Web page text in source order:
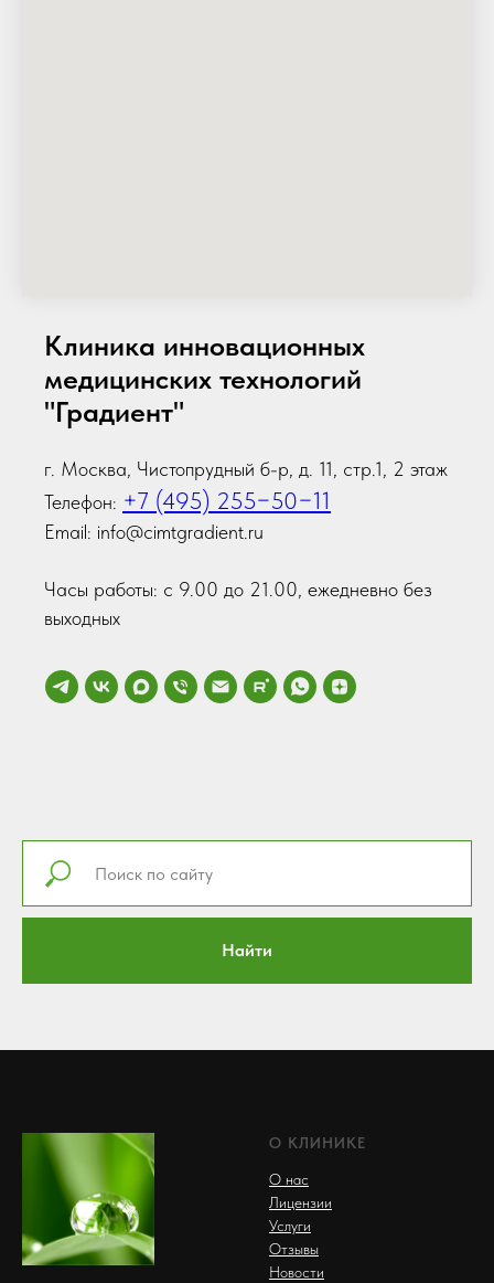
Клиника инновационных
медицинских технологий
"Градиент"
г. Москва, Чистопрудный б-р, д. 11, стр.1, 2 этаж
Телефон: +7 (495) 255−50−11
Email: info@cimtgradient.ru
Часы работы: с 9.00 до 21.00, ежедневно без
выходных
Найти
О КЛИНИКЕ
О нас
Лицензии
Услуги
Отзывы
Новости